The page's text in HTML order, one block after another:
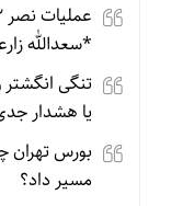
*سعدالله
تنگی
یا هشدار
بورس تهران
مسیر داد؟